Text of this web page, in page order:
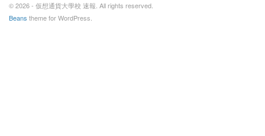
© 2026 - 仮想通貨大學校 速報. All rights reserved.
Beans theme for WordPress.